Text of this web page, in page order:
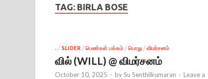
TAG: BIRLA BOSE
. / SLIDER / பெண்கள் பக்கம் / பொது / விமர்சனம்
வில் (WILL) @ விமர்சனம்
October 10, 2025 - bySu Senthilkumaran - Leave a